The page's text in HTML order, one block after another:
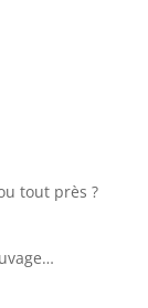
tout près ?